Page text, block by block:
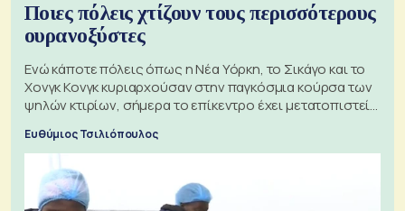
Ποιες πόλεις χτίζουν τους περισσότερους
ουρανοξύστες
Ενώ κάποτε πόλεις όπως η Νέα Υόρκη, το Σικάγο και το
Χονγκ Κονγκ κυριαρχούσαν στην παγκόσμια κούρσα των
ψηλών κτιρίων, σήμερα το επίκεντρο έχει μετατοπιστεί
Ευθύμιος Τσιλιόπουλος